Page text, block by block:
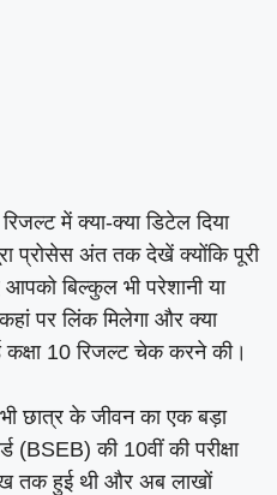
में क्या-क्या डिटेल दिया
प्रोसेस अंत तक देखें क्योंकि पूरी
बिल्कुल भी परेशानी या
पर लिंक मिलेगा और क्या
कक्षा 10 रिजल्ट चेक करने की।
भी छात्र के जीवन का एक बड़ा
(BSEB) की 10वीं की परीक्षा
तक हुई थी और अब लाखों